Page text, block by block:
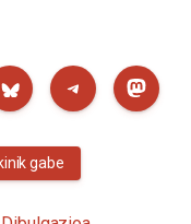
gabe